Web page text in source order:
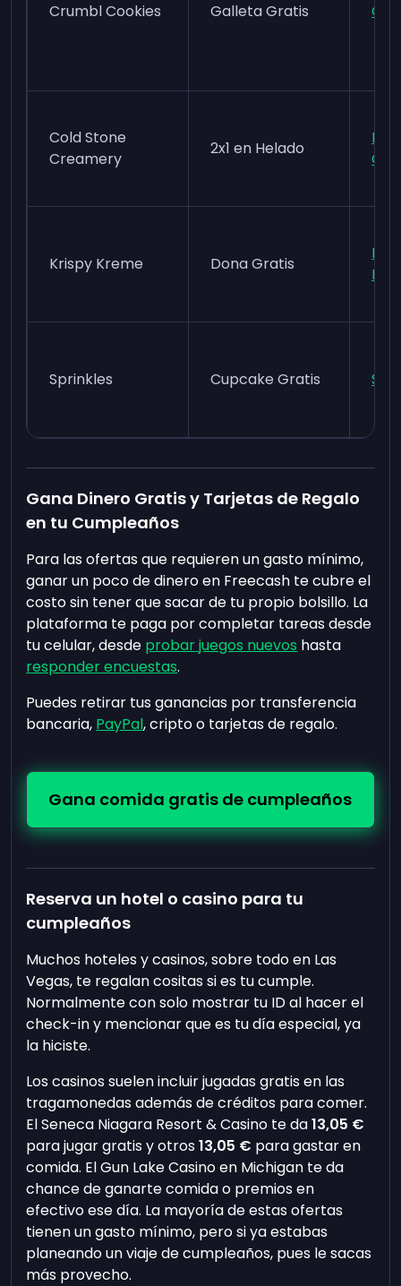
Crumbl Cookies Galleta Gratis
Cold Stone
Creamery
2x1 en Helado
My
Krispy Kreme Dona Gratis
Sprinkles Cupcake Gratis
Gana Dinero Gratis y Tarjetas de Regalo
en tu Cumpleaños
Para las ofertas que requieren un gasto mínimo,
ganar un poco de dinero en Freecash te cubre el
costo sin tener que sacar de tu propio bolsillo. La
plataforma te paga por completar tareas desde
tu celular, desde probar juegos nuevos hasta
responder encuestas.
Puedes retirar tus ganancias por transferencia
bancaria, PayPal, cripto o tarjetas de regalo.
Gana comida gratis de cumpleaños
Reserva un hotel o casino para tu
cumpleaños
Muchos hoteles y casinos, sobre todo en Las
Vegas, te regalan cositas si es tu cumple.
Normalmente con solo mostrar tu ID al hacer el
check-in y mencionar que es tu día especial, ya
la hiciste.
Los casinos suelen incluir jugadas gratis en las
tragamonedas además de créditos para comer.
El Seneca Niagara Resort & Casino te da13,05 €
para jugar gratis y otros13,05 € para gastar en
comida. El Gun Lake Casino en Michigan te da
chance de ganarte comida o premios en
efectivo ese día. La mayoría de estas ofertas
tienen un gasto mínimo, pero si ya estabas
planeando un viaje de cumpleaños, pues le sacas
más provecho.